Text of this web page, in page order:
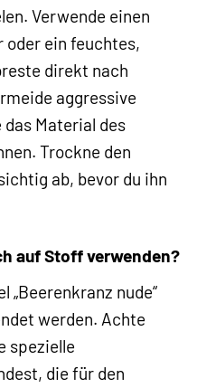
Verwende einen
oder ein feuchtes,
direkt nach
aggressive
Material des
Trockne den
ab, bevor du ihn
auf Stoff verwenden?
„Beerenkranz nude“
werden. Achte
spezielle
die für den